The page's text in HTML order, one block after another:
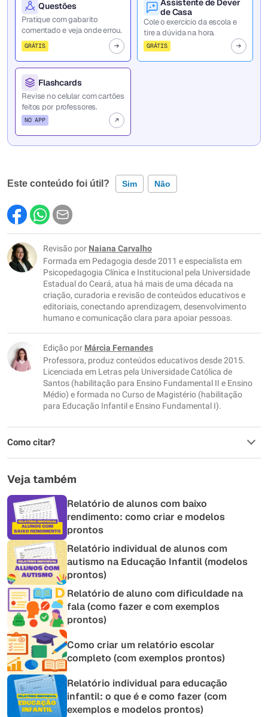
Questões
Pratique com gabarito
comentado e veja onde errou.
GRÁTIS
Assistente de Dever
de Casa
Cole o exercício da escola e
tire a dúvida na hora.
GRÁTIS
Flashcards
Revise no celular com cartões
feitos por professores.
NO APP
Este conteúdo foi útil? Sim Não
Este conteúdo contém informação incorreta
Este conteúdo não tem a informação que procuro
Outro
Revisão por Naiana Carvalho
Formada em Pedagogia desde 2011 e especialista em
Psicopedagogia Clínica e Institucional pela Universidade
Estadual do Ceará, atua há mais de uma década na
criação, curadoria e revisão de conteúdos educativos e
editoriais, conectando aprendizagem, desenvolvimento
humano e comunicação clara para apoiar pessoas.
Edição por Márcia Fernandes
Professora, produz conteúdos educativos desde 2015.
Licenciada em Letras pela Universidade Católica de
Santos (habilitação para Ensino Fundamental II e Ensino
Médio) e formada no Curso de Magistério (habilitação
para Educação Infantil e Ensino Fundamental I).
Como citar?
Veja também
Relatório de alunos com baixo
rendimento: como criar e modelos
prontos
Relatório individual de alunos com
autismo na Educação Infantil (modelos
prontos)
Relatório de aluno com dificuldade na
fala (como fazer e com exemplos
prontos)
Como criar um relatório escolar
completo (com exemplos prontos)
Relatório individual para educação
infantil: o que é e como fazer (com
exemplos e modelos prontos)